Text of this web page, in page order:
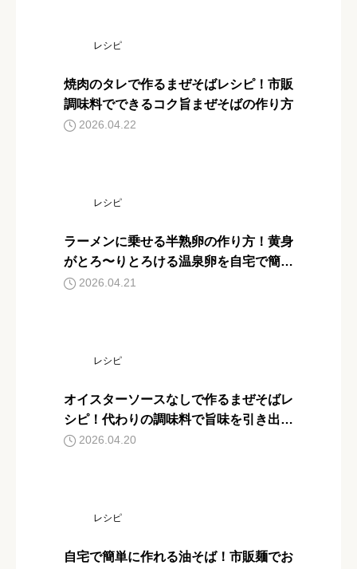
レシピ
焼肉のタレで作るまぜそばレシピ！市販
調味料でできるコク旨まぜそばの作り方
2026.04.22
レシピ
ラーメンに乗せる半熟卵の作り方！黄身
がとろ〜りとろける温泉卵を自宅で簡単
に作る方法
2026.04.21
レシピ
オイスターソースなしで作るまぜそばレ
シピ！代わりの調味料で旨味を引き出す
コツ2026.04.20
レシピ
自宅で簡単に作れる油そば！市販麺でお